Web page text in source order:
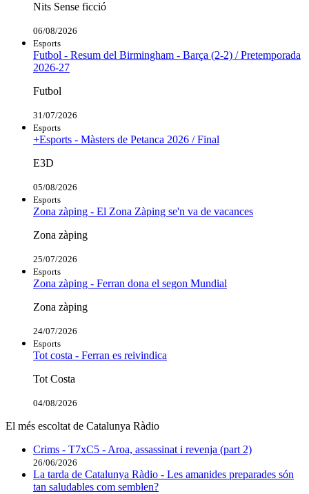
Nits Sense ficció
06/08/2026
Esports
Futbol - Resum del Birmingham - Barça (2-2) / Pretemporada
2026-27
Futbol
31/07/2026
Esports
+Esports - Màsters de Petanca 2026 / Final
E3D
05/08/2026
Esports
Zona zàping - El Zona Zàping se'n va de vacances
Zona zàping
25/07/2026
Esports
Zona zàping - Ferran dona el segon Mundial
Zona zàping
24/07/2026
Esports
Tot costa - Ferran es reivindica
Tot Costa
04/08/2026
El més escoltat de Catalunya Ràdio
Crims - T7xC5 - Aroa, assassinat i revenja (part 2)
26/06/2026
La tarda de Catalunya Ràdio - Les amanides preparades són
tan saludables com semblen?